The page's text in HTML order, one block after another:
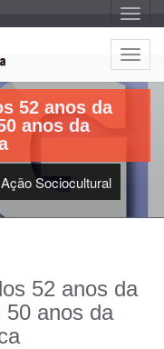
A
l
t
e
r
a
g
o
A
l
t
a
a
a
52 anos da
anos da
Ação Sociocultural
52 anos da
50 anos da